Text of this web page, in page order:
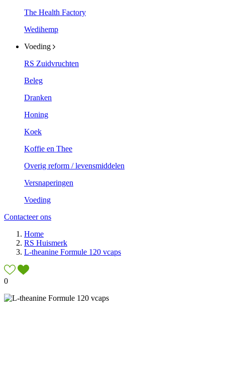
The Health Factory
Wedihemp
Voeding
RS Zuidvruchten
Beleg
Dranken
Honing
Koek
Koffie en Thee
Overig reform / levensmiddelen
Versnaperingen
Voeding
Contacteer ons
Home
RS Huismerk
L-theanine Formule 120 vcaps
0